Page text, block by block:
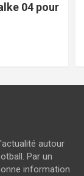
04 pour
autour
Par un
information